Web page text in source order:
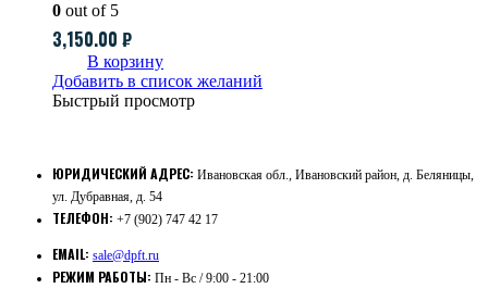
0 out of 5
3,150.00 ₽
В корзину
Добавить в список желаний
Быстрый просмотр
ЮРИДИЧЕСКИЙ АДРЕС: Ивановская обл., Ивановский район, д. Беляницы,
ул. Дубравная, д. 54
ТЕЛЕФОН: +7 (902) 747 42 17
EMAIL: sale@dpft.ru
РЕЖИМ РАБОТЫ: Пн - Вс / 9:00 - 21:00